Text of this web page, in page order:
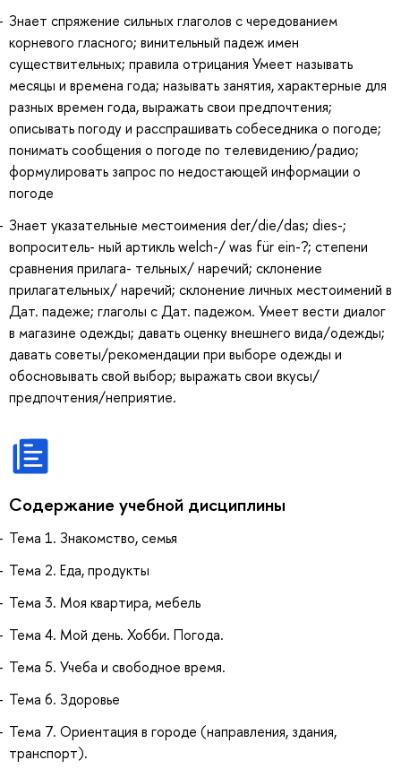
Знает спряжение сильных глаголов с чередованием
корневого гласного; винительный падеж имен
существительных; правила отрицания Умеет называть
месяцы и времена года; называть занятия, характерные для
разных времен года, выражать свои предпочтения;
описывать погоду и расспрашивать собеседника о погоде;
понимать сообщения о погоде по телевидению/радио;
формулировать запрос по недостающей информации о
погоде
Знает указательные местоимения der/die/das; dies-;
вопроситель- ный артикль welch-/ was für ein-?; степени
сравнения прилага- тельных/ наречий; склонение
прилагательных/ наречий; склонение личных местоимений в
Дат. падеже; глаголы с Дат. падежом. Умеет вести диалог
в магазине одежды; давать оценку внешнего вида/одежды;
давать советы/рекомендации при выборе одежды и
обосновывать свой выбор; выражать свои вкусы/
предпочтения/неприятие.
Содержание учебной дисциплины
Тема 1. Знакомство, семья
Тема 2. Еда, продукты
Тема 3. Моя квартира, мебель
Тема 4. Мой день. Хобби. Погода.
Тема 5. Учеба и свободное время.
Тема 6. Здоровье
Тема 7. Ориентация в городе (направления, здания,
транспорт).